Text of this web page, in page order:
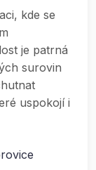
kde se
je patrná
surovin
uspokojí i